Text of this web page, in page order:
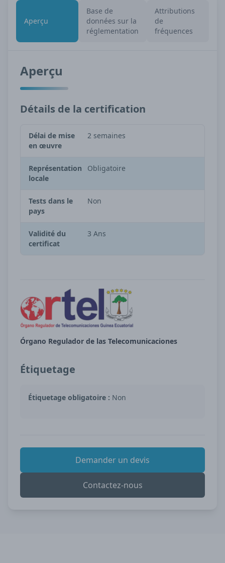
Aperçu
Base de
données sur la
réglementation
Attributions
de
fréquences
Aperçu
Détails de la certification
Délai de mise
en œuvre
2 semaines
Représentation
locale
Obligatoire
Tests dans le
pays
Non
Validité du
certificat
3 Ans
Órgano Regulador de las Telecomunicaciones
Étiquetage
Étiquetage obligatoire : Non
Demander un devis
Contactez-nous